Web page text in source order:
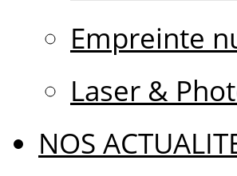
Empreinte
Laser &
NOS